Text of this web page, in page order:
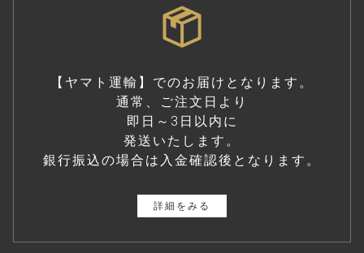
【ヤマト運輸】でのお届けとなります。
通常、ご注文日より
即日～3日以内に
発送いたします。
銀行振込の場合は入金確認後となります。
詳細をみる